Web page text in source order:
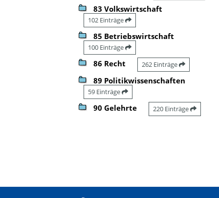
83 Volkswirtschaft
102 Einträge
85 Betriebswirtschaft
100 Einträge
86 Recht 262 Einträge
89 Politikwissenschaften
59 Einträge
90 Gelehrte 220 Einträge